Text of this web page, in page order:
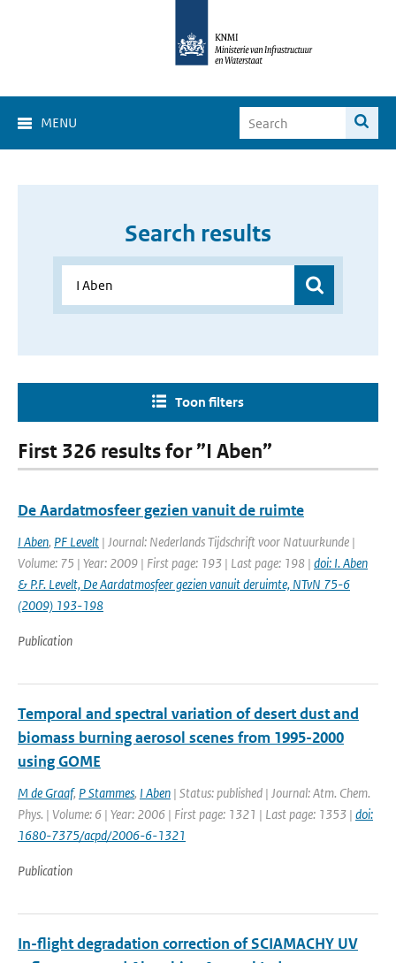
MENU
Search results
Toon filters
First 326 results for ”I Aben”
De Aardatmosfeer gezien vanuit de ruimte
I Aben, PF Levelt | Journal: Nederlands Tijdschrift voor Natuurkunde |
Volume: 75 | Year: 2009 | First page: 193 | Last page: 198 | doi: I. Aben
& P.F. Levelt, De Aardatmosfeer gezien vanuit deruimte, NTvN 75-6
(2009) 193-198
Publication
Temporal and spectral variation of desert dust and
biomass burning aerosol scenes from 1995-2000
using GOME
M de Graaf, P Stammes, I Aben | Status: published | Journal: Atm. Chem.
Phys. | Volume: 6 | Year: 2006 | First page: 1321 | Last page: 1353 | doi:
1680-7375/acpd/2006-6-1321
Publication
In-flight degradation correction of SCIAMACHY UV